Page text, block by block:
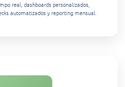
real, dashboards personalizados,
automatizados y reporting mensual.